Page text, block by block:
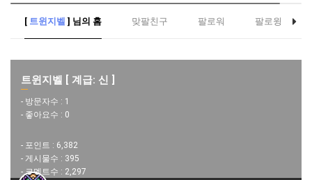
[ 트윈지벨 ] 님의 홈 맞팔친구 팔로워 팔로윙
트윈지벨 [ 계급: 신 ]
- 방문자수 : 1
- 좋아요수 : 0
- 포인트 : 6,382
- 게시물수 : 395
- 코멘트수 : 2,297